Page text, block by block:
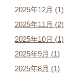
2025年12月 (1)
2025年11月 (2)
2025年10月 (1)
2025年9月 (1)
2025年8月 (1)